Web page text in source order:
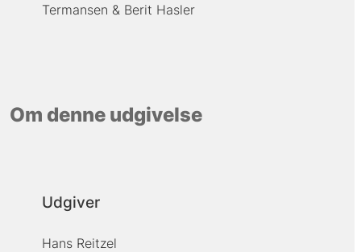
Termansen
Berit Hasler
Om denne udgivelse
Udgiver
Hans Reitzel